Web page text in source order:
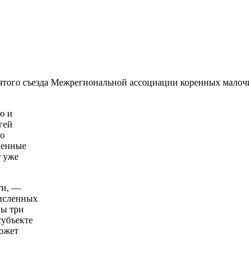
съезда Межрегиональной ассоциации коренных
и
уже
—
три